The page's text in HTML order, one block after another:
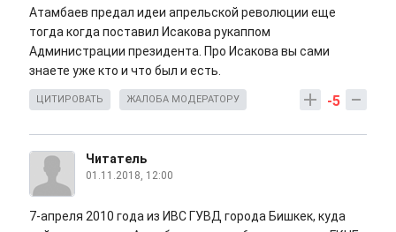
Атамбаев предал идеи апрельской революции еще
тогда когда поставил Исакова рукаппом
Администрации президента. Про Исакова вы сами
знаете уже кто и что был и есть.
-5
ЦИТИРОВАТЬ ЖАЛОБА МОДЕРАТОРУ
Читатель
01.11.2018, 12:00
7-апреля 2010 года из ИВС ГУВД города Бишкек, куда